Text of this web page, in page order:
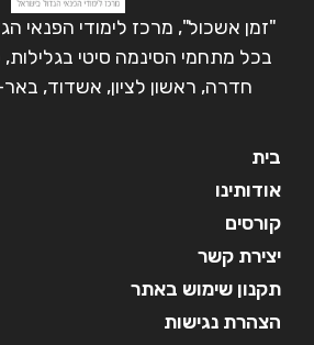
"זמן אשכול", מרכז לימודי הפנאי
בכל מתחמי הסינמה סיטי
חדרה, ראשון לציון, אשדוד,
בית
אודותינו
קורסים
יצירת קשר
תקנון שימוש באתר
הצהרת נגישות